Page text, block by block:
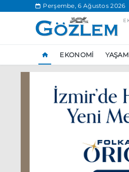
Perşembe, 6 Ağustos 2026
EKONOMI YAŞAM